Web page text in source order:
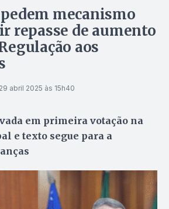
mecanismo
repasse de aumento
aos
29 abril 2025 às 15h40
em primeira votação na
e texto segue para a